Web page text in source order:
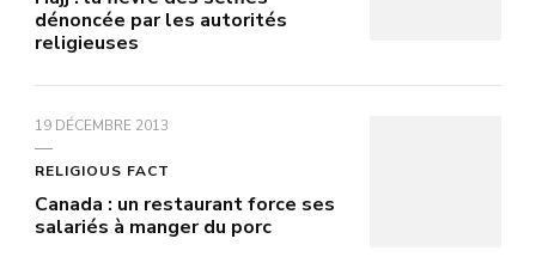
dénoncée par les autorités
religieuses
19 DÉCEMBRE 2013
RELIGIOUS FACT
Canada : un restaurant force ses
salariés à manger du porc